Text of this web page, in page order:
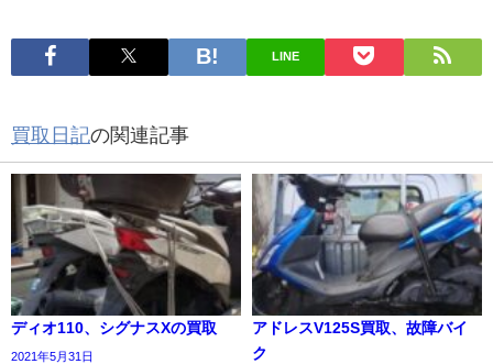
LINE
買取日記の関連記事
ディオ110、シグナスXの買取
2021年5月31日
アドレスV125S買取、故障バイ
ク